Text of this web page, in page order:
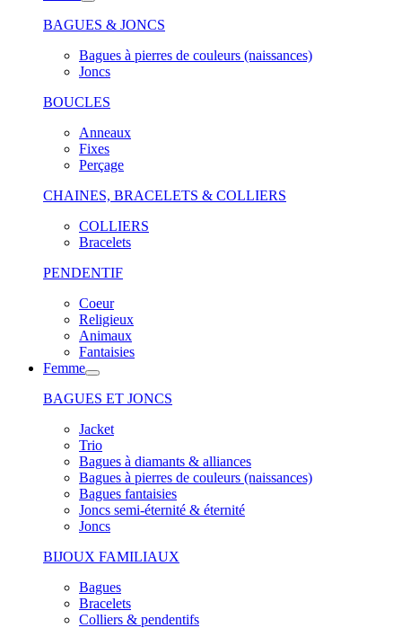
BAGUES & JONCS
Bagues à pierres de couleurs (naissances)
Joncs
BOUCLES
Anneaux
Fixes
Perçage
CHAINES, BRACELETS & COLLIERS
COLLIERS
Bracelets
PENDENTIF
Coeur
Religieux
Animaux
Fantaisies
Femme
BAGUES ET JONCS
Jacket
Trio
Bagues à diamants & alliances
Bagues à pierres de couleurs (naissances)
Bagues fantaisies
Joncs semi-éternité & éternité
Joncs
BIJOUX FAMILIAUX
Bagues
Bracelets
Colliers & pendentifs